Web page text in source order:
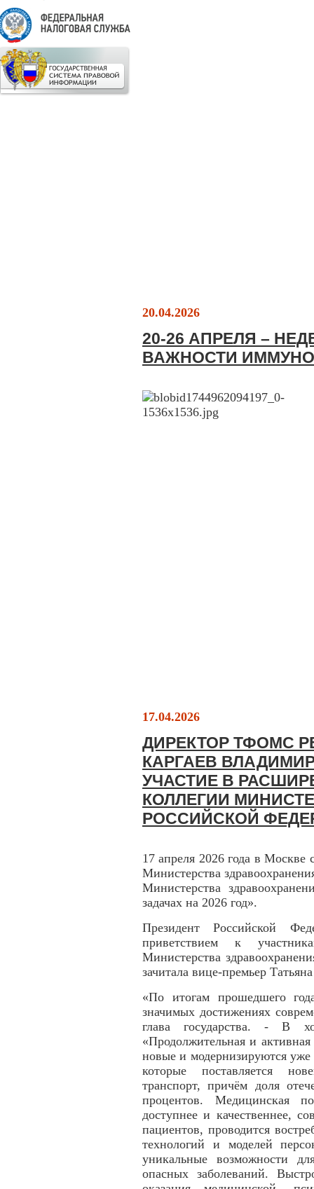
20.04.2026
20-26 АПРЕЛЯ –
ВАЖНОСТИ
17.04.2026
ДИРЕКТОР ТФОМС
КАРГАЕВ
УЧАСТИЕ В
КОЛЛЕГИИ
РОССИЙСКОЙ
17 апреля 2026 года в Москве
Министерства
Министерства
задачах на 2026 год».
Президент Российской
приветствием к
Министерства
зачитала вице-премьер
«По итогам прошедшего
значимых достижениях
глава государства. - В
«Продолжительная и
новые и модернизируются
которые поставляется
транспорт, причём доля
процентов. Медицинская
доступнее и качественнее,
пациентов, проводится
технологий и моделей
уникальные возможности
опасных заболеваний.